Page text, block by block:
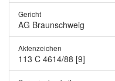
Gericht
AG Braunschweig
Aktenzeichen
113 C 4614/88 [9]